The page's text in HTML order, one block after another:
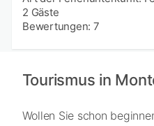
2 Gäste
Bewertungen: 7
Tourismus in
Wollen Sie schon